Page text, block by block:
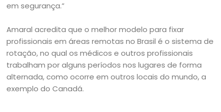
em segurança.”
Amaral acredita que o melhor modelo para fixar
profissionais em áreas remotas no Brasil é o sistema de
rotação, no qual os médicos e outros profissionais
trabalham por alguns períodos nos lugares de forma
alternada, como ocorre em outros locais do mundo, a
exemplo do Canadá.